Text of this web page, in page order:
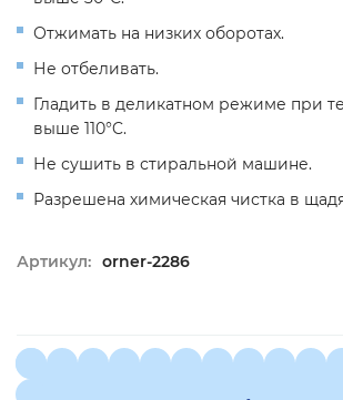
Отжимать на низких оборотах.
Не отбеливать.
Гладить в деликатном режиме при
выше 110°C.
Не сушить в стиральной машине.
Разрешена химическая чистка в
Артикул: orner-2286